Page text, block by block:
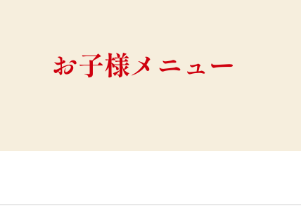
お子様メニュー